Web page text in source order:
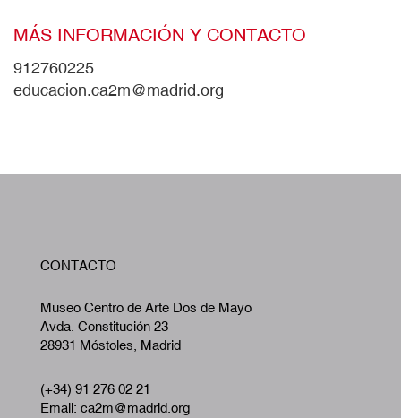
MÁS INFORMACIÓN Y CONTACTO
912760225
educacion.ca2m@madrid.org
CONTACTO
Museo Centro de Arte Dos de Mayo
Avda. Constitución 23
28931 Móstoles, Madrid
(+34) 91 276 02 21
Email: ca2m@madrid.org